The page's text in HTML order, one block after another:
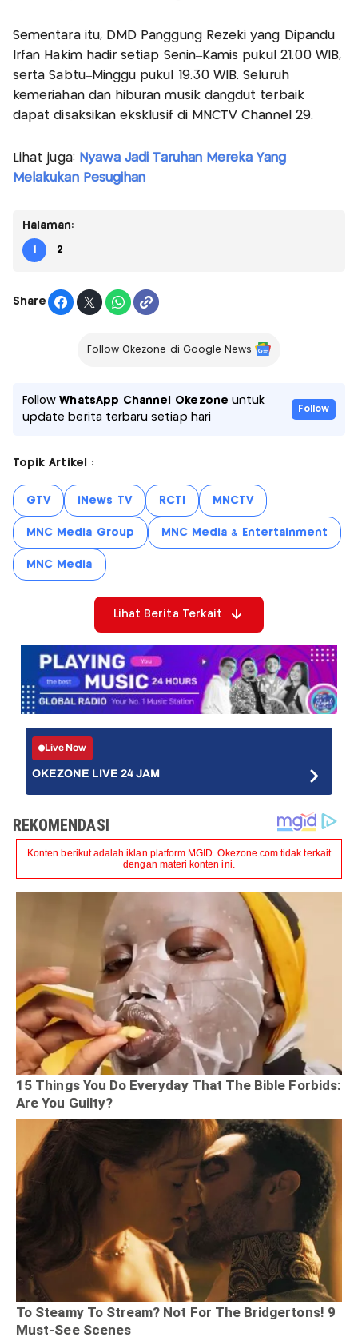
Sementara itu, DMD Panggung Rezeki yang Dipandu
Irfan Hakim hadir setiap Senin–Kamis pukul 21.00 WIB,
serta Sabtu–Minggu pukul 19.30 WIB. Seluruh
kemeriahan dan hiburan musik dangdut terbaik
dapat disaksikan eksklusif di MNCTV Channel 29.
Lihat juga: Nyawa Jadi Taruhan Mereka Yang
Melakukan Pesugihan
Halaman:
1 2
Share
Follow Okezone di Google News
FollowWhatsApp Channel Okezone untuk
update berita terbaru setiap hari
Follow
Topik Artikel :
GTV iNews TV RCTI MNCTV
MNC Media Group MNC Media & Entertainment
MNC Media
Lihat Berita Terkait
Live Now
OKEZONE LIVE 24 JAM